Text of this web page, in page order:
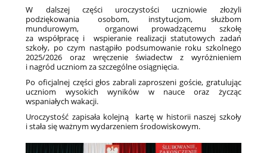
W dalszej części uroczystości uczniowie złożyli
podziękowania osobom, instytucjom, służbom
mundurowym, organowi prowadzącemu szkołę
za współpracę i wspieranie realizacji statutowych zadań
szkoły, po czym nastąpiło podsumowanie roku szkolnego
2025/2026 oraz wręczenie świadectw z wyróżnieniem
i nagród uczniom za szczególne osiągnięcia.
Po oficjalnej części głos zabrali zaproszeni goście, gratulując
uczniom wysokich wyników w nauce oraz życząc
wspaniałych wakacji.
Uroczystość zapisała kolejną kartę w historii naszej szkoły
i stała się ważnym wydarzeniem środowiskowym.